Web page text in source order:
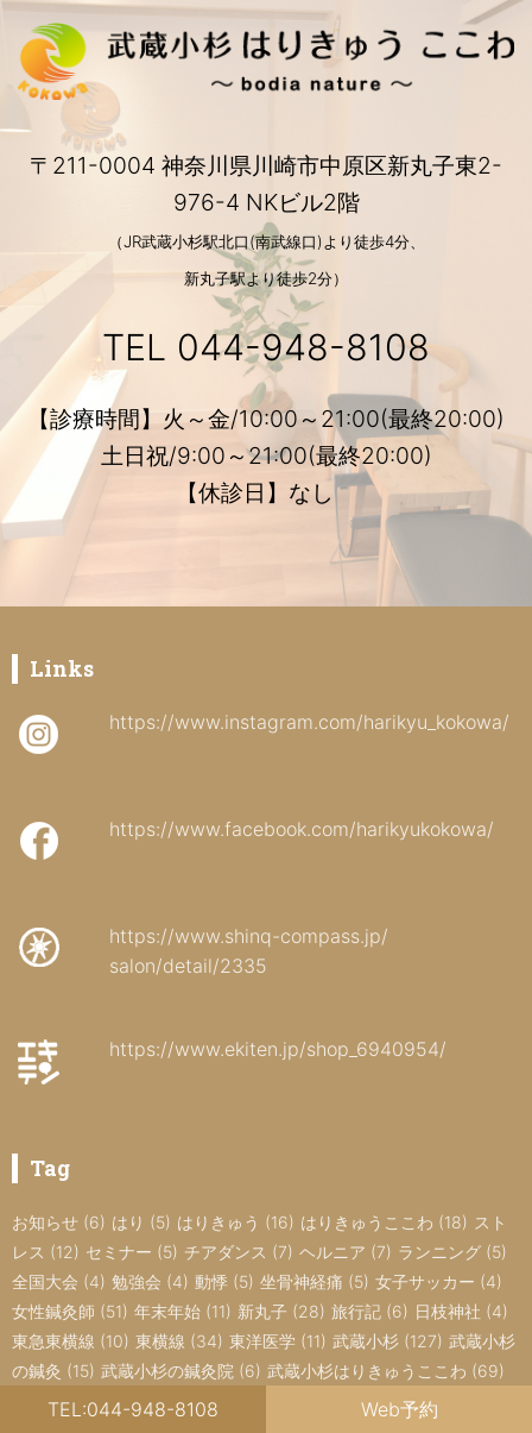
TEL:044-948-8108 Web予約
〒211-0004 神奈川県川崎市中原区新丸子東2-
976-4 NKビル2階
（JR武蔵小杉駅北口(南武線口)より徒歩4分、
新丸子駅より徒歩2分）
TEL 044-948-8108
【診療時間】火～金/10:00～21:00(最終20:00)
土日祝/9:00～21:00(最終20:00)
【休診日】なし
Links
https://www.instagram.com/harikyu_kokowa/
https://www.facebook.com/harikyukokowa/
https://www.shinq-compass.jp/
salon/detail/2335
https://www.ekiten.jp/shop_6940954/
Tag
お知らせ (6) はり (5) はりきゅう (16) はりきゅうここわ (18) スト
レス (12) セミナー (5) チアダンス (7) ヘルニア (7) ランニング (5)
全国大会 (4) 勉強会 (4) 動悸 (5) 坐骨神経痛 (5) 女子サッカー (4)
女性鍼灸師 (51) 年末年始 (11) 新丸子 (28) 旅行記 (6) 日枝神社 (4)
東急東横線 (10) 東横線 (34) 東洋医学 (11) 武蔵小杉 (127) 武蔵小杉
の鍼灸 (15) 武蔵小杉の鍼灸院 (6) 武蔵小杉はりきゅうここわ (69)
武蔵小杉鍼灸 (12) 治療院(5) 神経痛 (9) 肩こり